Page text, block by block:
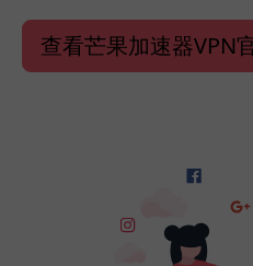
查看芒果加速器VPN